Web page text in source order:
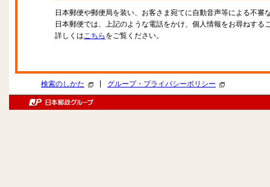
日本郵便や郵便局を装い、お客さま宛てに自動音声等による不審
日本郵便では、上記のような電話をかけ、個人情報をお尋ねする
詳しくはこちら をご覧ください。
検索のしかた グループ・プライバシーポリシー